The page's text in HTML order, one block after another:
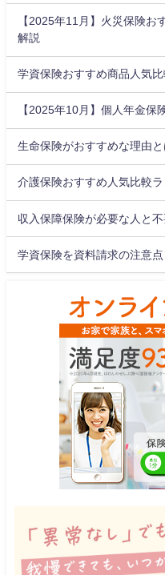
【2025年11月】火災保険お
解説
学資保険おすすめ商品人気
【2025年10月】個人年金保
生命保険がおすすめな理由
介護保険おすすめ人気比較
収入保障保険が必要な人と
学資保険を資料請求の注意